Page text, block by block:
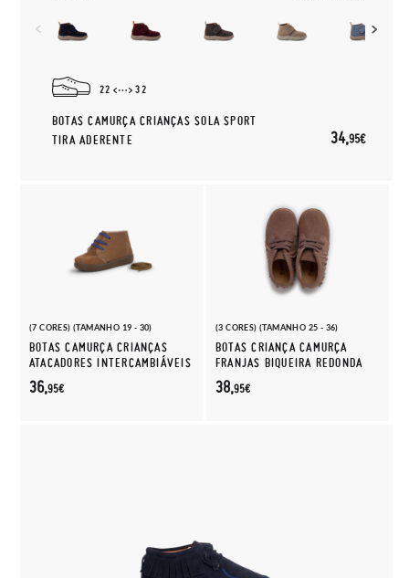
22 32
BOTAS CAMURÇA CRIANÇAS SOLA SPORT
TIRA ADERENTE
34,95€
(7 CORES) (TAMANHO 19 - 30)
BOTAS CAMURÇA CRIANÇAS
ATACADORES INTERCAMBIÁVEIS
36,95€
(3 CORES) (TAMANHO 25 - 36)
BOTAS CRIANÇA CAMURÇA
FRANJAS BIQUEIRA REDONDA
38,95€